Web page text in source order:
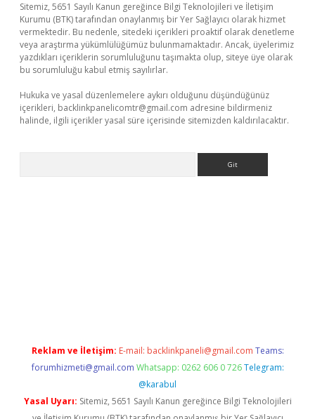
Sitemiz, 5651 Sayılı Kanun gereğince Bilgi Teknolojileri ve İletişim
Kurumu (BTK) tarafından onaylanmış bir Yer Sağlayıcı olarak hizmet
vermektedir. Bu nedenle, sitedeki içerikleri proaktif olarak denetleme
veya araştırma yükümlülüğümüz bulunmamaktadır. Ancak, üyelerimiz
yazdıkları içeriklerin sorumluluğunu taşımakta olup, siteye üye olarak
bu sorumluluğu kabul etmiş sayılırlar.
Hukuka ve yasal düzenlemelere aykırı olduğunu düşündüğünüz
içerikleri, backlinkpanelicomtr@gmail.com adresine bildirmeniz
halinde, ilgili içerikler yasal süre içerisinde sitemizden kaldırılacaktır.
Reklam ve İletişim: E-mail: backlinkpaneli@gmail.com Teams:
forumhizmeti@gmail.com Whatsapp: 0262 606 0 726 Telegram:
@karabul
Yasal Uyarı: Sitemiz, 5651 Sayılı Kanun gereğince Bilgi Teknolojileri